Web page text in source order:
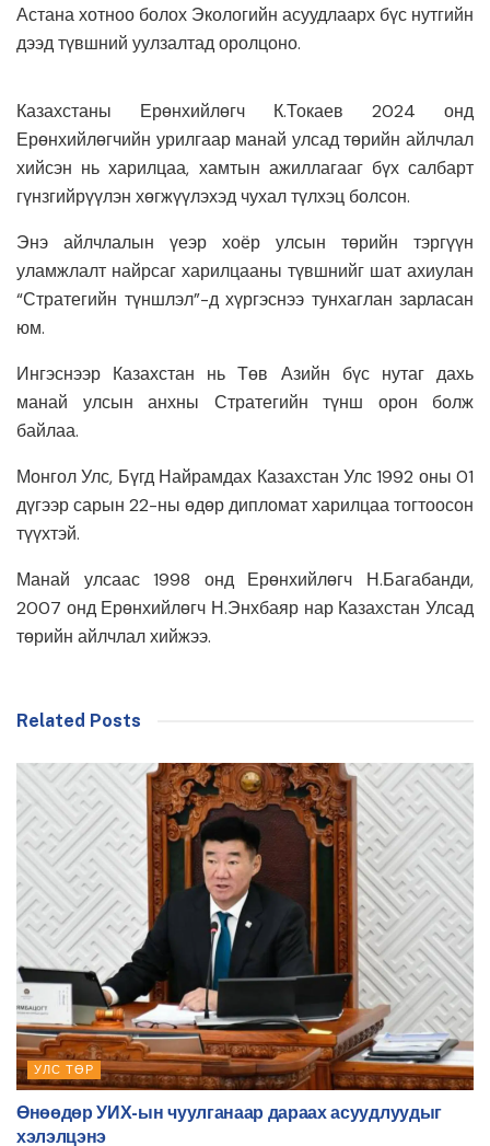
Астана хотноо болох Экологийн асуудлаарх бүс нутгийн
дээд түвшний уулзалтад оролцоно.
Казахстаны Ерөнхийлөгч К.Токаев 2024 онд
Ерөнхийлөгчийн урилгаар манай улсад төрийн айлчлал
хийсэн нь харилцаа, хамтын ажиллагааг бүх салбарт
гүнзгийрүүлэн хөгжүүлэхэд чухал түлхэц болсон.
Энэ айлчлалын үеэр хоёр улсын төрийн тэргүүн
уламжлалт найрсаг харилцааны түвшнийг шат ахиулан
“Стратегийн түншлэл”-д хүргэснээ тунхаглан зарласан
юм.
Ингэснээр Казахстан нь Төв Азийн бүс нутаг дахь
манай улсын анхны Стратегийн түнш орон болж
байлаа.
Монгол Улс, Бүгд Найрамдах Казахстан Улс 1992 оны 01
дүгээр сарын 22-ны өдөр дипломат харилцаа тогтоосон
түүхтэй.
Манай улсаас 1998 онд Ерөнхийлөгч Н.Багабанди,
2007 онд Ерөнхийлөгч Н.Энхбаяр нар Казахстан Улсад
төрийн айлчлал хийжээ.
Related Posts
УЛС ТӨР
Өнөөдөр УИХ-ын чуулганаар дараах асуудлуудыг
хэлэлцэнэ